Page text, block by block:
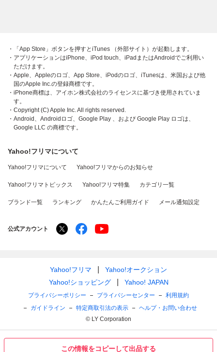
この情報をコピーして出品する
・「App Store」ボタンを押すとiTunes （外部サイト）が起動します。
・アプリケーションはiPhone、iPod touch、iPadまたはAndroidでご利用い
ただけます。
・Apple、Appleのロゴ、App Store、iPodのロゴ、iTunesは、米国および他
国のApple Inc.の登録商標です。
・iPhone商標は、アイホン株式会社のライセンスに基づき使用されていま
す。
・Copyright (C) Apple Inc. All rights reserved.
・Android、Androidロゴ、Google Play 、および Google Play ロゴは、
Google LLC の商標です。
Yahoo!フリマについて
Yahoo!フリマについて Yahoo!フリマからのお知らせ
Yahoo!フリマトピックス Yahoo!フリマ特集 カテゴリ一覧
ブランド一覧 ランキング かんたんご利用ガイド メール通知設定
公式アカウント
Yahoo!フリマ
Yahoo!オークション
Yahoo!ショッピング
Yahoo! JAPAN
プライバシーポリシー プライバシーセンター
利用規約
ガイドライン
特定商取引法の表示
ヘルプ・お問い合わせ
© LY Corporation